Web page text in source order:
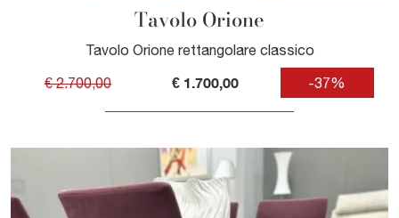
Tavolo Orione
Tavolo Orione rettangolare classico
€ 2.700,00 € 1.700,00 -37%